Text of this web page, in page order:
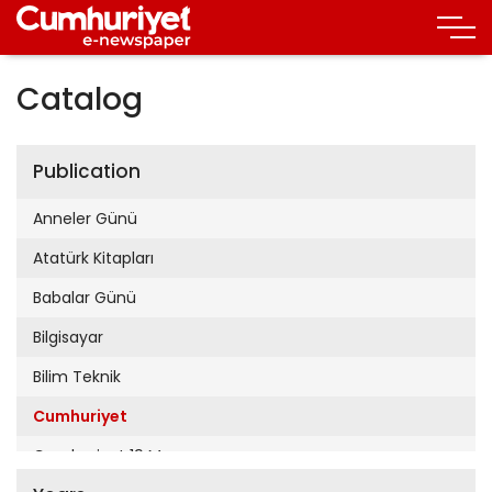
Catalog
Publication
Anneler Günü
Atatürk Kitapları
Babalar Günü
Bilgisayar
Bilim Teknik
Cumhuriyet
Cumhuriyet 19 Mayıs